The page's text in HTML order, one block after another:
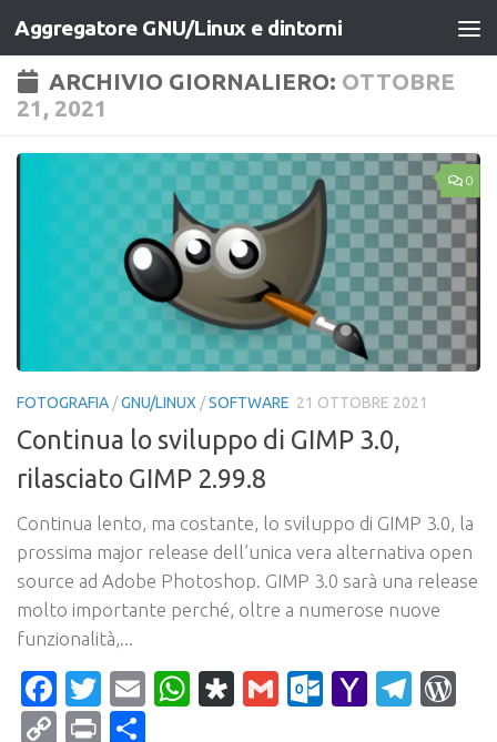
Salta al contenuto
Aggregatore GNU/Linux e dintorni
ARCHIVIO GIORNALIERO: OTTOBRE
21, 2021
0
FOTOGRAFIA /GNU/LINUX /SOFTWARE 21 OTTOBRE 2021
Continua lo sviluppo di GIMP 3.0,
rilasciato GIMP 2.99.8
Continua lento, ma costante, lo sviluppo di GIMP 3.0, la
prossima major release dell’unica vera alternativa open
source ad Adobe Photoshop. GIMP 3.0 sarà una release
molto importante perché, oltre a numerose nuove
funzionalità,...
Facebook
Twitter
EmailWhatsApp
Diaspora
Gmail Yahoo
CopyPrint